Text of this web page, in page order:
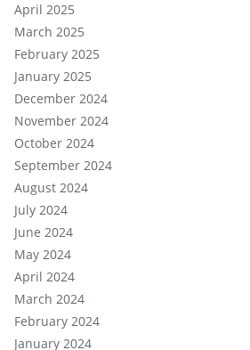
April 2025
March 2025
February 2025
January 2025
December 2024
November 2024
October 2024
September 2024
August 2024
July 2024
June 2024
May 2024
April 2024
March 2024
February 2024
January 2024